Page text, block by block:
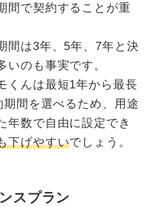
間で契約することが重
間は3年、5年、7年と決
いのも事実です。
くんは最短1年から最長
間を選べるため、用途
年数で自由に設定でき
下げやすいでしょう。
スプラン